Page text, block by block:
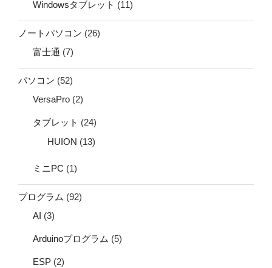
Windowsタブレット (11)
ノートパソコン (26)
富士通 (7)
パソコン (52)
VersaPro (2)
タブレット (24)
HUION (13)
ミニPC (1)
プログラム (92)
AI (3)
Arduinoプログラム (5)
ESP (2)